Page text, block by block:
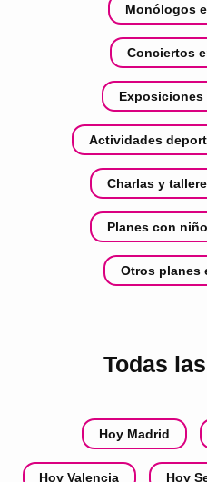
Monólogos
Conciertos
Exposiciones
Actividades
Charlas y
Planes con
Otros planes
Todas
Hoy Madrid
Hoy Valencia Hoy